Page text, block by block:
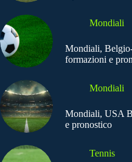
Mondiali
Mondiali,
formazioni e
Mondiali
Mondiali, USA
e pronostico
Tennis